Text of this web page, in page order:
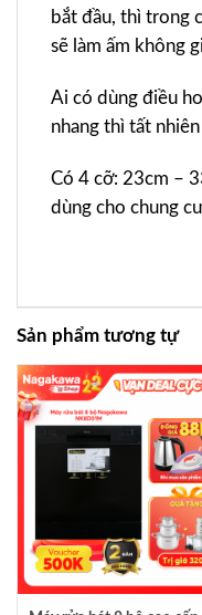
bắt đầu, thì trong
sẽ làm ấm không
Ai có dùng điều
nhang thì tất
Có 4 cỡ: 23cm –
dùng cho chung
Sản phẩm tương tự